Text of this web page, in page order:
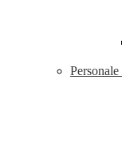
Personale